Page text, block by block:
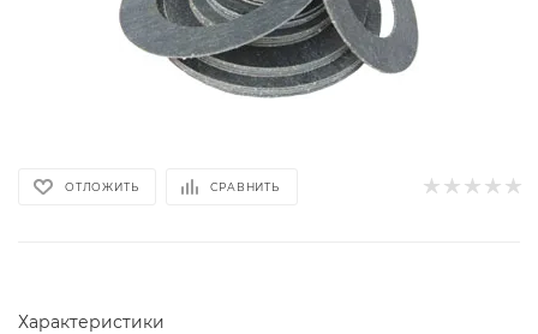
ОТЛОЖИТЬ СРАВНИТЬ
Характеристики